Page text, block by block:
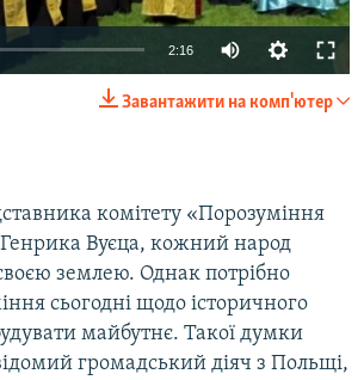
2:16
Завантажити на комп'ютер
комітету «Порозуміння
Вуєца, кожний народ
землею. Однак потрібно
сьогодні щодо історичного
майбутнє. Такої думки
громадський діяч з Польщі,